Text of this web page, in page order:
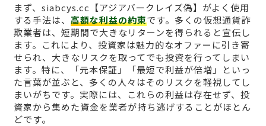
まず、siabcys.cc【アジアバークレイズ偽】がよく使用
する手法は、 高額な利益の約束です。多くの仮想通貨詐
欺業者は、短期間で大きなリターンを得られると宣伝し
ます。これにより、投資家は魅力的なオファーに引き寄
せられ、大きなリスクを取ってでも投資を行ってしまい
ます。特に、「元本保証」「最短で利益が倍増」といっ
た言葉が並ぶと、多くの人々はそのリスクを軽視してし
まいがちです。実際には、これらの利益は存在せず、投
資家から集めた資金を業者が持ち逃げすることがほとん
どです。